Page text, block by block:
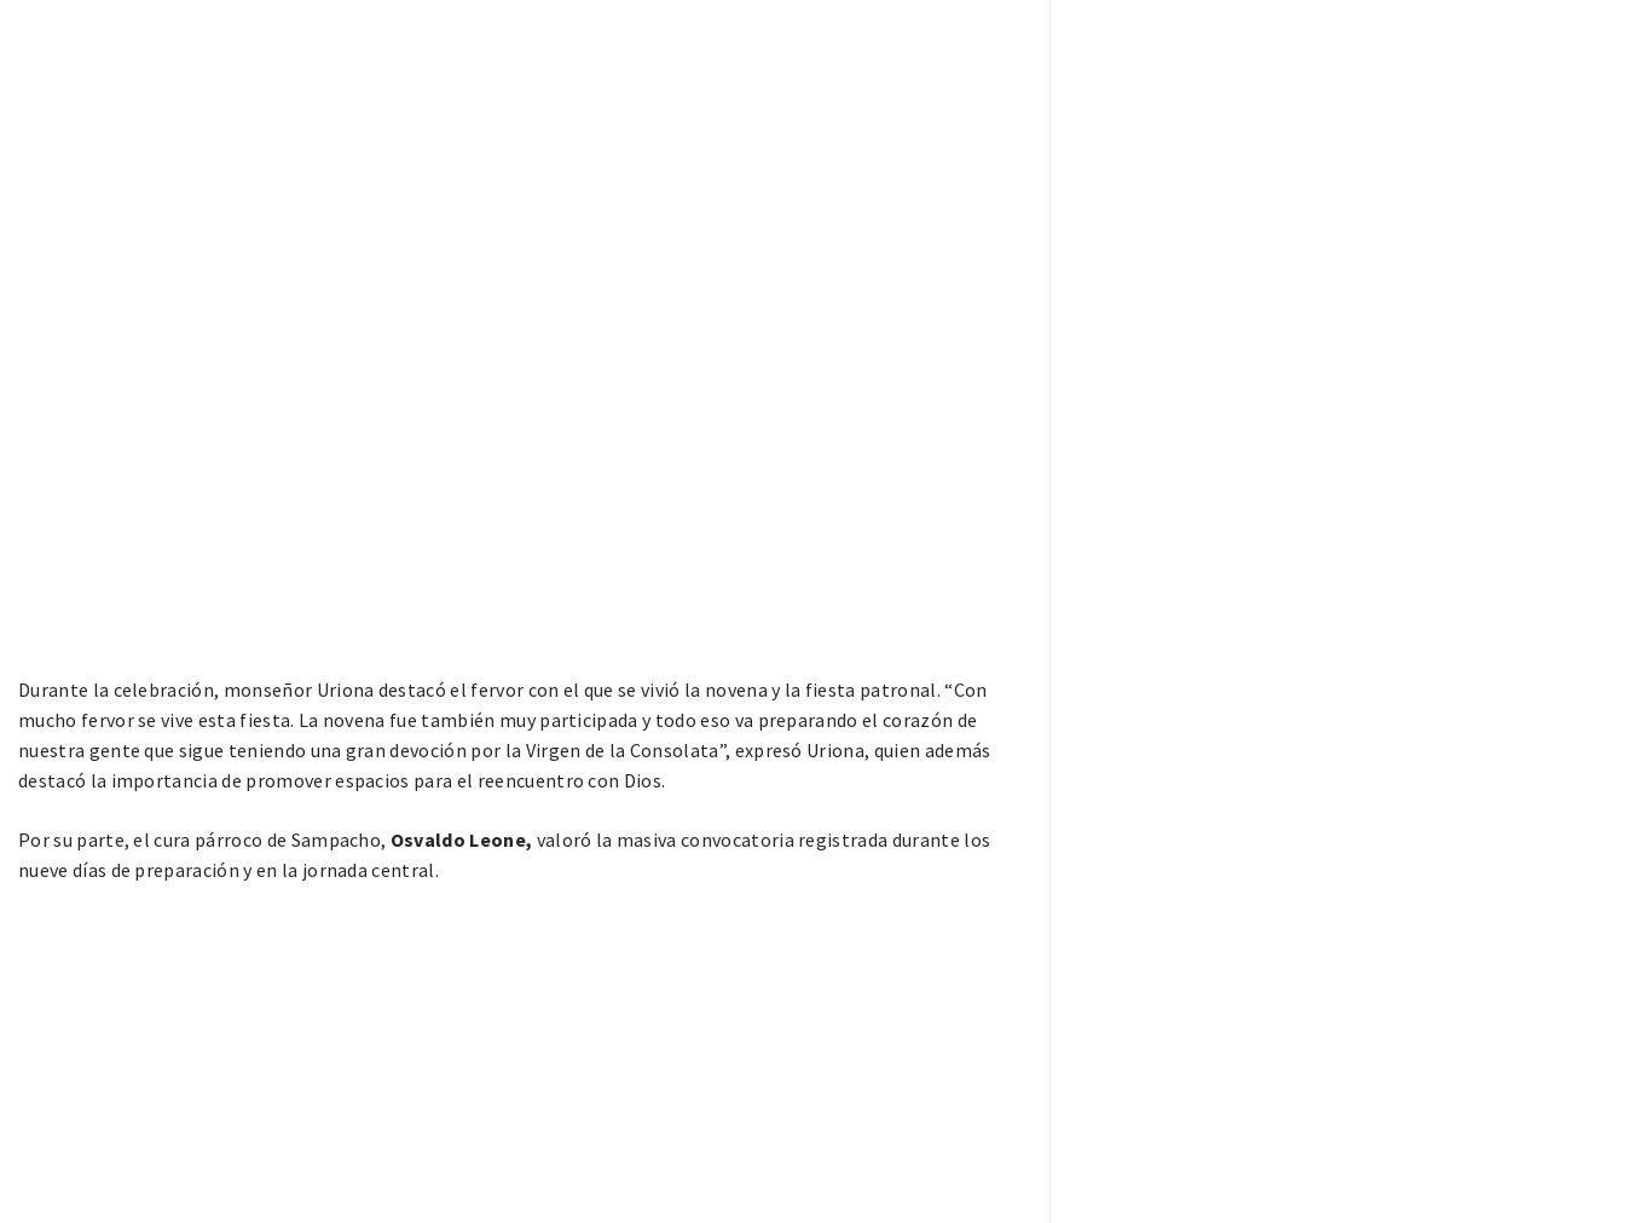
Durante la celebración, monseñor Uriona destacó el fervor con el que se vivió la novena y la fiesta patronal. “Con
mucho fervor se vive esta fiesta. La novena fue también muy participada y todo eso va preparando el corazón de
nuestra gente que sigue teniendo una gran devoción por la Virgen de la Consolata”, expresó Uriona, quien además
destacó la importancia de promover espacios para el reencuentro con Dios.
Por su parte, el cura párroco de Sampacho, Osvaldo Leone, valoró la masiva convocatoria registrada durante los
nueve días de preparación y en la jornada central.